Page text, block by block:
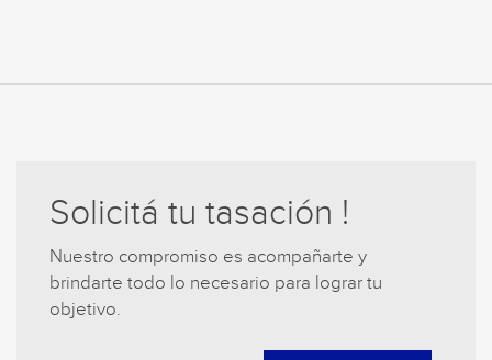
Solicitá tu tasación !
Nuestro compromiso es acompañarte y
brindarte todo lo necesario para lograr tu
objetivo.